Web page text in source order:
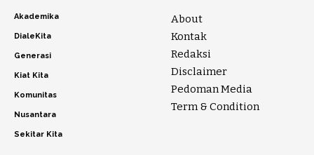
Akademika
DialeKita
Generasi
Kiat Kita
Komunitas
Nusantara
Sekitar Kita
About
Kontak
Redaksi
Disclaimer
Pedoman Media
Term & Condition